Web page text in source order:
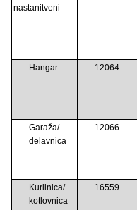
nastanitveni
Hangar
12064
Garaža/
delavnica
12066
Kurilnica/
kotlovnica
16559